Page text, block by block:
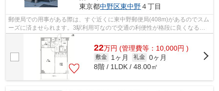
東京都中野区東中野４丁目
郵便局での用事がある際は、すぐ近くに東中野郵便局(408m)があるのでスム
ーズに済ませられます。3駅利用可なので交通の利便性が格段に良くなるの
が魅力です。敷地内にごみ置き場がある...
22万円 (管理費等：10,000円 )
敷金 1ヶ月 礼金 0ヶ月
8階 / 1LDK / 48.00㎡